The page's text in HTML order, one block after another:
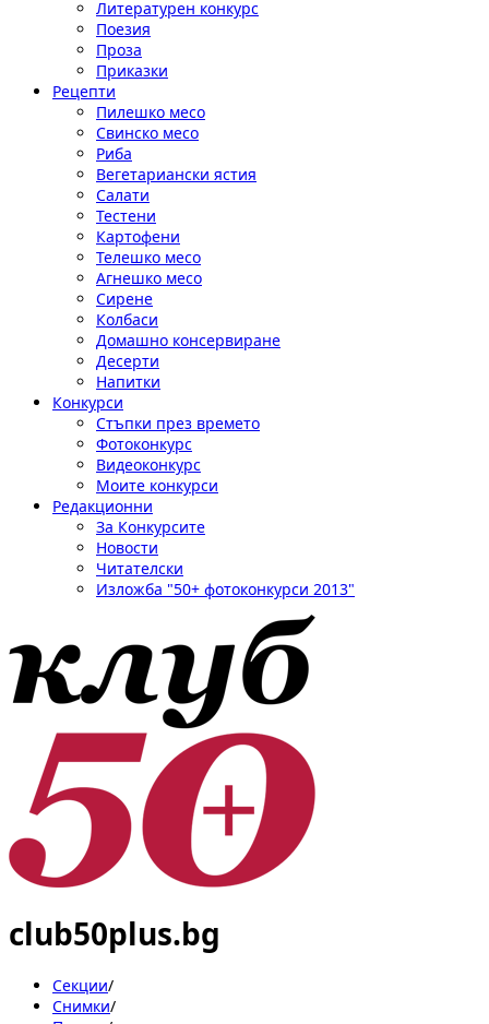
Литературен конкурс
Поезия
Проза
Приказки
Рецепти
Пилешко месо
Свинско месо
Риба
Вегетариански ястия
Салати
Тестени
Картофени
Телешко месо
Агнешко месо
Сирене
Колбаси
Домашно консервиране
Десерти
Напитки
Конкурси
Стъпки през времето
Фотоконкурс
Видеоконкурс
Моите конкурси
Редакционни
За Конкурсите
Новости
Читателски
Изложба "50+ фотоконкурси 2013"
club50plus.bg
Секции/
Снимки/